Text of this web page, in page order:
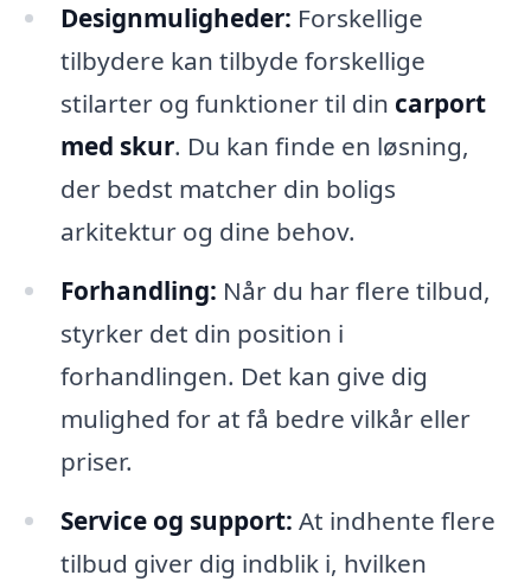
Designmuligheder: Forskellige
tilbydere kan tilbyde forskellige
stilarter og funktioner til din carport
med skur. Du kan finde en løsning,
der bedst matcher din boligs
arkitektur og dine behov.
Forhandling: Når du har flere tilbud,
styrker det din position i
forhandlingen. Det kan give dig
mulighed for at få bedre vilkår eller
priser.
Service og support: At indhente flere
tilbud giver dig indblik i, hvilken